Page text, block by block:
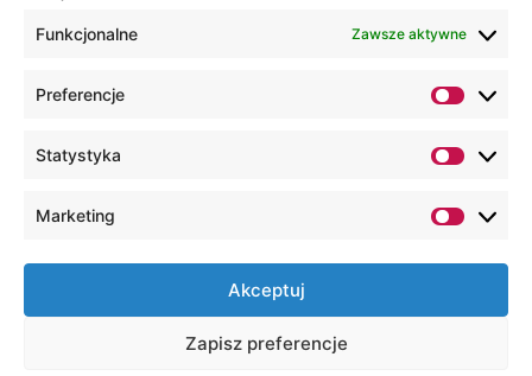
Funkcjonalne Zawsze aktywne
Preferencje
Statystyka
Marketing
Akceptuj
Zapisz preferencje
Wszelkie Prawa Zastrzeżone, Lubelska